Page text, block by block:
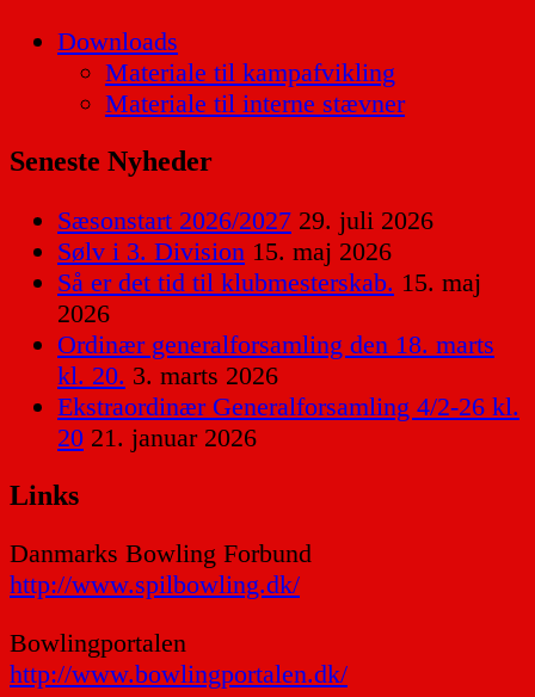
Downloads
Materiale til kampafvikling
Materiale til interne stævner
Seneste Nyheder
Sæsonstart 2026/2027 29. juli 2026
Sølv i 3. Division 15. maj 2026
Så er det tid til klubmesterskab. 15. maj
2026
Ordinær generalforsamling den 18. marts
kl. 20. 3. marts 2026
Ekstraordinær Generalforsamling 4/2-26 kl.
20 21. januar 2026
Links
Danmarks Bowling Forbund
http://www.spilbowling.dk/
Bowlingportalen
http://www.bowlingportalen.dk/